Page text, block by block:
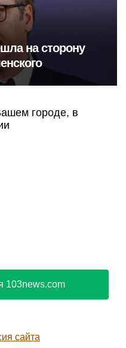
на сторону
городе, в
103news.com
сайта